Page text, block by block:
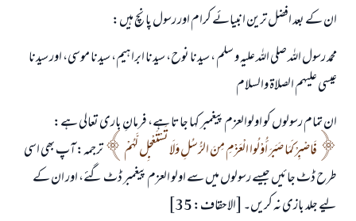
ان کے بعد افضل ترین انبیائے کرام اور رسول پانچ ہیں:
محمد رسول اللہ صلی اللہ علیہ و سلم ، سیدنا نوح، سیدنا ابراہیم، سیدنا موسی، اور سیدنا
عیسی علیہم الصلاۃ والسلام
ان تمام رسولوں کو اولوالعزم پیغمبر کہا جاتا ہے، فرمانِ باری تعالی ہے:
فَاصْبِرْ كَمَا صَبَرَ أُوْلُوا الْعَزْمِ مِنَ الرُّسُلِ وَلَا تَسْتَعْجِل لَّهُمْ
ترجمہ: آپ بھی اسی
طرح ڈٹ جائیں جیسے رسولوں میں سے اولو العزم پیغمبر ڈٹ گئے، اور ان کے
لیے جلد بازی نہ کریں۔ [الاحقاف: 35]